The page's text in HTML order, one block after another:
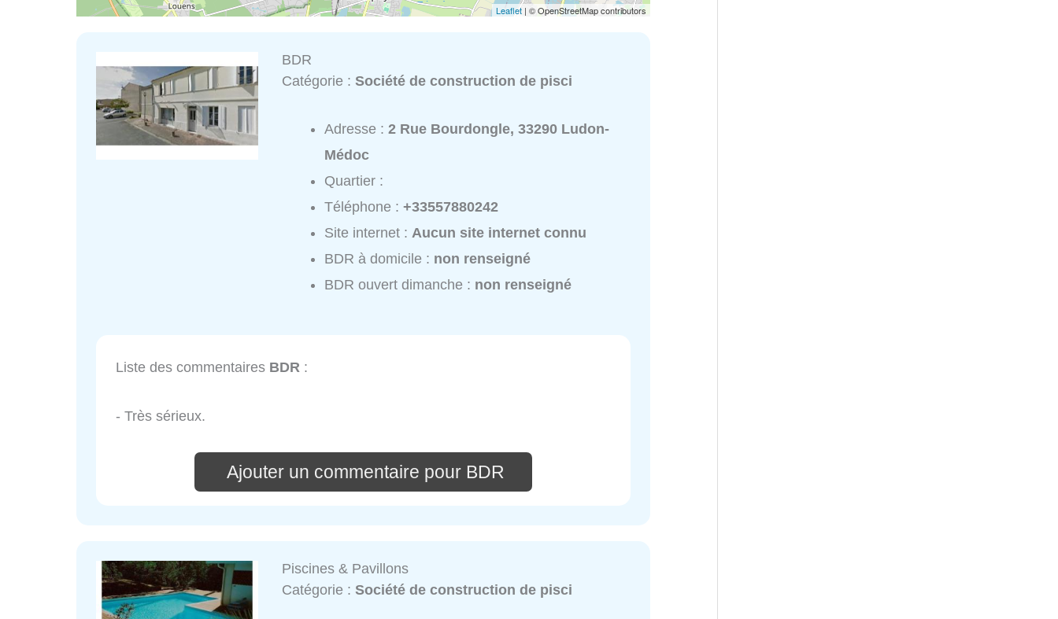
Leaflet | © OpenStreetMap contributors
BDR
Catégorie :Société de construction de pisci
Adresse :2 Rue Bourdongle, 33290 Ludon-
Médoc
Quartier :
Téléphone :+33557880242
Site internet :Aucun site internet connu
BDR à domicile : non renseigné
BDR ouvert dimanche : non renseigné
Liste des commentaires BDR :
- Très sérieux.
Ajouter un commentaire pour BDR
Piscines & Pavillons
Catégorie :Société de construction de pisci